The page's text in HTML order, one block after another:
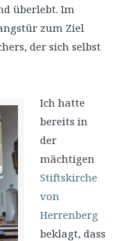
überlebt. Im
zum Ziel
der sich selbst
Ich hatte
bereits in
der
mächtigen
Stiftskirche
von
Herrenberg
beklagt, dass